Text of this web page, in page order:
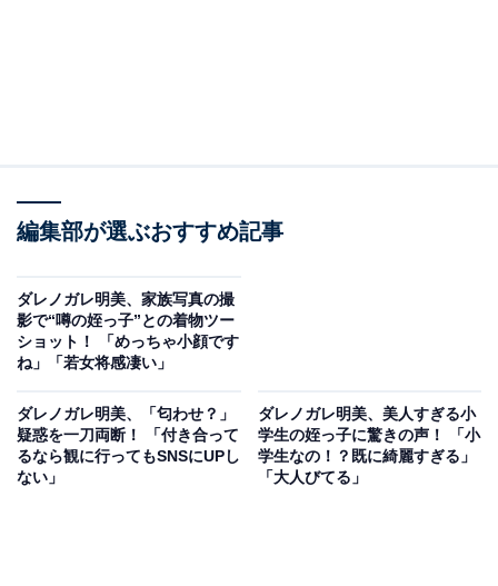
編集部が選ぶおすすめ記事
ダレノガレ明美、家族写真の撮
影で“噂の姪っ子”との着物ツー
ショット！ 「めっちゃ小顔です
ね」「若女将感凄い」
ダレノガレ明美、「匂わせ？」
疑惑を一刀両断！ 「付き合って
るなら観に行ってもSNSにUPし
ない」
ダレノガレ明美、美人すぎる小
学生の姪っ子に驚きの声！ 「小
学生なの！？既に綺麗すぎる」
「大人びてる」